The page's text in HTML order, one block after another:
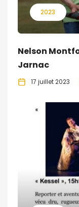
2023
Nelson
Jarnac
17 juillet 2023